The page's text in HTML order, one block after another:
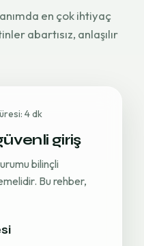
en çok ihtiyaç
abartısız, anlaşılır
4 dk
giriş
bilinçli
Bu rehber,